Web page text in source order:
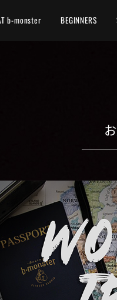
b-monster BEGINNERS